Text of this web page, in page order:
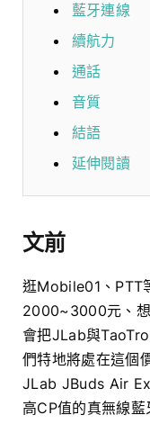
藍牙連線
續航力
通話
音質
結語
延伸閱讀
文前
逛Mobile01、PTT
2000~3000元、想
會把JLab與
們特地將處在這個
JLab JBuds Air
高CP值的真無線